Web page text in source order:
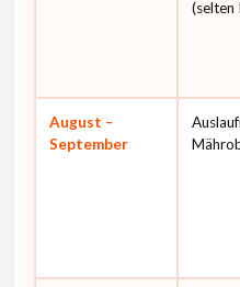
(selten
August –
September